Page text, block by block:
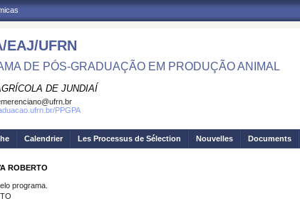
EAJ/UFRN
DE PÓS-GRADUAÇÃO EM PRODUÇÃO ANIMAL
DE JUNDIAÍ
PPGPA
Calendrier Les Processus de Sélection Nouvelles Documents
ROBERTO
programa.